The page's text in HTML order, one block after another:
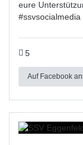
eure
#ssvsocialmedia
5
Auf Facebook